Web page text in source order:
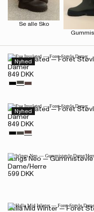
Se alle Sko
Nyhed
Eva Insulated — Foret
Damer
849 DKK
Nyhed
Eva Insulated — Foret
Damer
849 DKK
Wings Neo — Gummistøvle
Dame/Herre
599 DKK
Halla Mid Winter — Foret